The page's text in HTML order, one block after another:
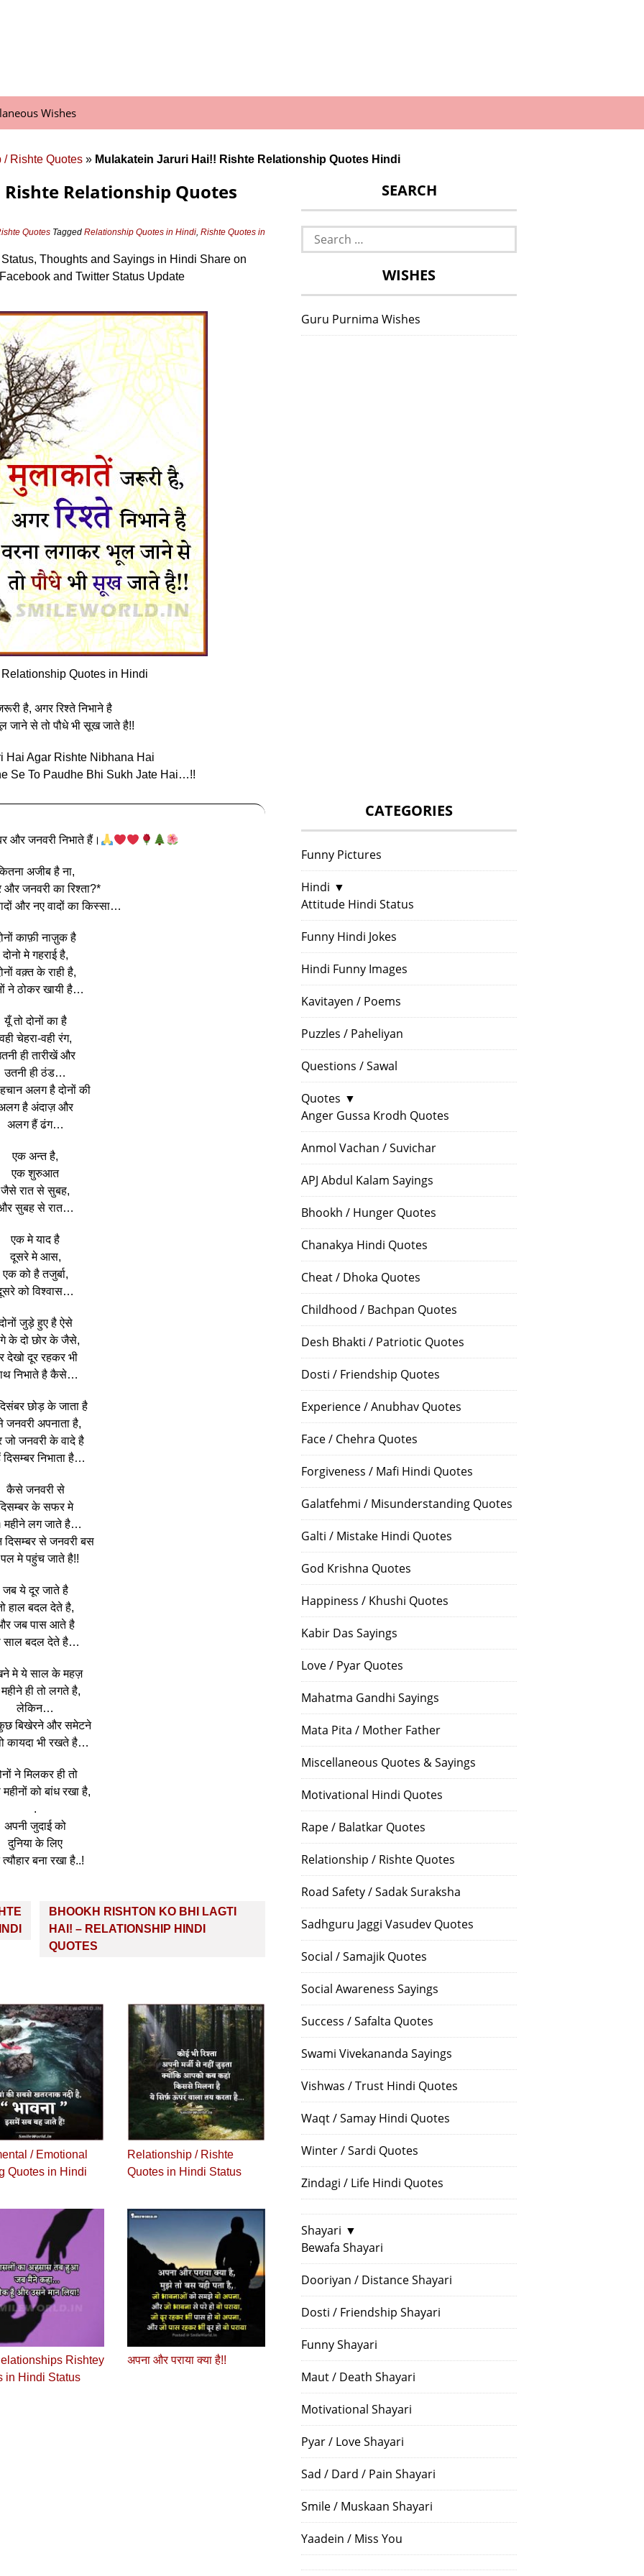
Wishes
/ Rishte Quotes » Mulakatein Jaruri Hai!! Rishte Relationship Quotes Hindi
Relationship Quotes
Quotes Tagged Relationship Quotes in Hindi, Rishte Quotes in
Thoughts and Sayings in Hindi Share on
and Twitter Status Update
Quotes in Hindi
है, अगर रिश्ते निभाने है
जाने से तो पौधे भी सूख जाते है!!
Hai Agar Rishte Nibhana Hai
Se To Paudhe Bhi Sukh Jate Hai…!!
और जनवरी निभाते हैं।
अजीब है ना,
और जनवरी का रिश्ता?*
और नए वादों का किस्सा…
काफ़ी नाज़ुक है
दोनो मे गहराई है,
वक़्त के राही है,
ने ठोकर खायी है…
यूँ तो दोनों का है
चेहरा-वही रंग,
ही तारीखें और
उतनी ही ठंड…
अलग है दोनों की
है अंदाज़ और
अलग हैं ढंग…
एक अन्त है,
एक शुरुआत
जैसे रात से सुबह,
सुबह से रात…
एक मे याद है
दूसरे मे आस,
एक को है तजुर्बा,
को विश्वास…
जुड़े हुए है ऐसे
के दो छोर के जैसे,
देखो दूर रहकर भी
निभाते है कैसे…
छोड़ के जाता है
जनवरी अपनाता है,
जनवरी के वादे है
दिसम्बर निभाता है…
कैसे जनवरी से
के सफर मे
महीने लग जाते है…
दिसम्बर से जनवरी बस
मे पहुंच जाते है!!
जब ये दूर जाते है
हाल बदल देते है,
जब पास आते है
साल बदल देते है…
मे ये साल के महज़
महीने ही तो लगते है,
लेकिन…
बिखेरने और समेटने
कायदा भी रखते है…
ने मिलकर ही तो
महीनों को बांध रखा है,
.
अपनी जुदाई को
दुनिया के लिए
बना रखा है..!
BHOOKH RISHTON KO BHI LAGTI
HAI! – RELATIONSHIP HINDI
QUOTES
/ Emotional
Quotes in Hindi
Relationship / Rishte
Quotes in Hindi Status
Rishtey
in Hindi Status
अपना और पराया क्‍या है!!
SEARCH
Search
for:
WISHES
Guru Purnima Wishes
CATEGORIES
Funny Pictures
Hindi ▼
Attitude Hindi Status
Funny Hindi Jokes
Hindi Funny Images
Kavitayen / Poems
Puzzles / Paheliyan
Questions / Sawal
Quotes ▼
Anger Gussa Krodh Quotes
Anmol Vachan / Suvichar
APJ Abdul Kalam Sayings
Bhookh / Hunger Quotes
Chanakya Hindi Quotes
Cheat / Dhoka Quotes
Childhood / Bachpan Quotes
Desh Bhakti / Patriotic Quotes
Dosti / Friendship Quotes
Experience / Anubhav Quotes
Face / Chehra Quotes
Forgiveness / Mafi Hindi Quotes
Galatfehmi / Misunderstanding Quotes
Galti / Mistake Hindi Quotes
God Krishna Quotes
Happiness / Khushi Quotes
Kabir Das Sayings
Love / Pyar Quotes
Mahatma Gandhi Sayings
Mata Pita / Mother Father
Miscellaneous Quotes & Sayings
Motivational Hindi Quotes
Rape / Balatkar Quotes
Relationship / Rishte Quotes
Road Safety / Sadak Suraksha
Sadhguru Jaggi Vasudev Quotes
Social / Samajik Quotes
Social Awareness Sayings
Success / Safalta Quotes
Swami Vivekananda Sayings
Vishwas / Trust Hindi Quotes
Waqt / Samay Hindi Quotes
Winter / Sardi Quotes
Zindagi / Life Hindi Quotes
Shayari ▼
Bewafa Shayari
Dooriyan / Distance Shayari
Dosti / Friendship Shayari
Funny Shayari
Maut / Death Shayari
Motivational Shayari
Pyar / Love Shayari
Sad / Dard / Pain Shayari
Smile / Muskaan Shayari
Yaadein / Miss You